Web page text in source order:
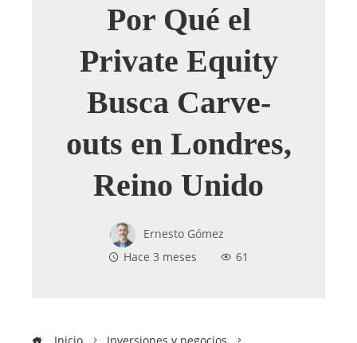
Por Qué el
Private Equity
Busca Carve-
outs en Londres,
Reino Unido
Ernesto Gómez
Hace 3 meses
61